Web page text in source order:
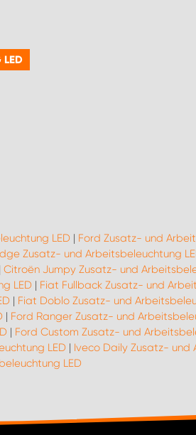
LED
LED| Ford Zusatz- und
Zusatz- und Arbeitsbeleuchtung
Citroën Jumpy Zusatz- und
LED | Fiat Fullback Zusatz- und
| Fiat Doblo Zusatz- und
| Ford Ranger Zusatz- und
| Ford Custom Zusatz- und
LED | Iveco Daily Zusatz- und
LED